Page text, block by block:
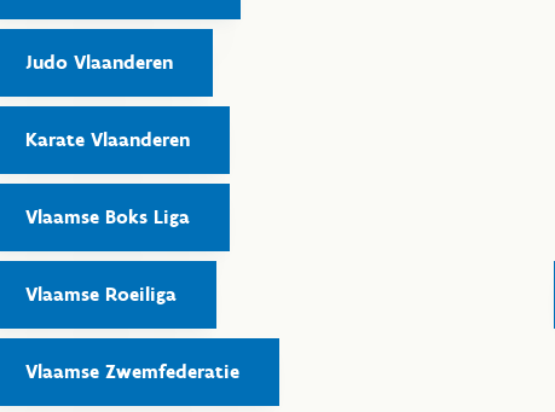
Judo Vlaanderen
Karate Vlaanderen
Vlaamse Boks Liga
Vlaamse Roeiliga
Vlaamse Zwemfederatie